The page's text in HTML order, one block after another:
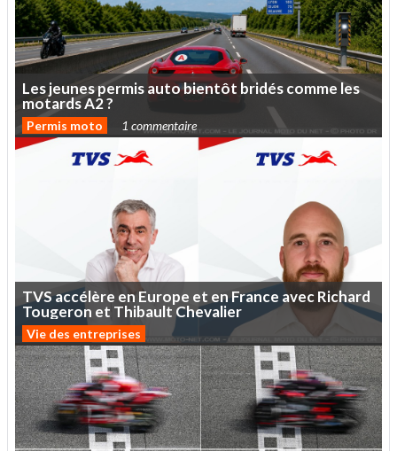
Lesjeunespermisautobientôt bridéscommeles
motardsA2?
Permis moto 1 commentaire
TVSaccélère enEurope et enFrance avecRichard
Tougeron et Thibault Chevalier
Vie des entreprises